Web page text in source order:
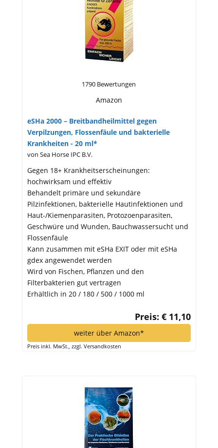
1790 Bewertungen
Amazon
eSHa 2000 – Breitbandheilmittel gegen
Verpilzungen, Flossenfäule und bakterielle
Krankheiten - 20 ml*
von Sea Horse IPC B.V.
Gegen 18+ Krankheitserscheinungen:
hochwirksam und effektiv
Behandelt primäre und sekundäre
Pilzinfektionen, bakterielle Hautinfektionen und
Haut-/Kiemenparasiten, Protozoenparasiten,
Geschwüre und Wunden, Bauchwassersucht und
Flossenfäule
Kann zusammen mit eSHa EXIT oder mit eSHa
gdex angewendet werden
Wird von Fischen, Pflanzen und den
Filterbakterien gut vertragen
Erhältlich in 20 / 180 / 500 / 1000 ml
Preis: € 11,10
weiter über Amazon*
Preis inkl. MwSt., zzgl. Versandkosten